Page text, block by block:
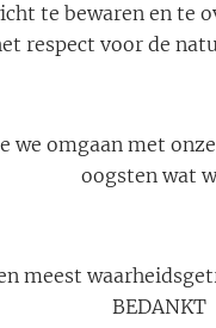
te bewaren en te
respect voor de
we omgaan met
oogsten wat we
meest
BEDANKT